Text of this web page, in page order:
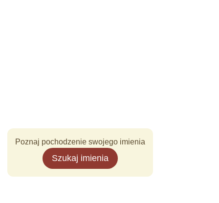
Poznaj pochodzenie swojego imienia
Szukaj imienia